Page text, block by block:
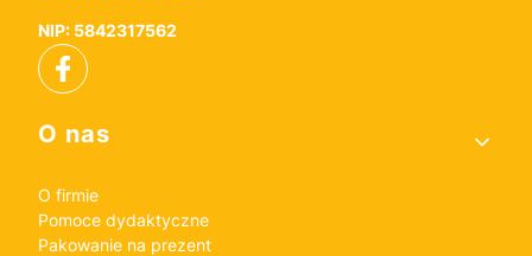
NIP: 5842317562
Linki w stopce
O nas
O firmie
Pomoce dydaktyczne
Pakowanie na prezent